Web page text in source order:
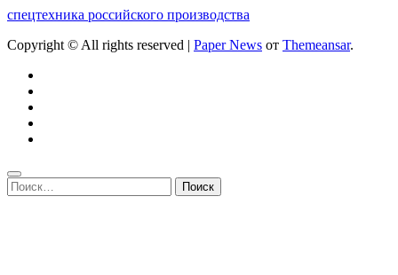
спецтехника российского производства
Copyright © All rights reserved | Paper News от Themeansar.
Найти: